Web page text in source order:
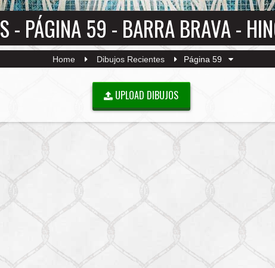
- PÁGINA 59 - BARRA BRAVA -
Home Dibujos Recientes Página 59
UPLOAD DIBUJOS